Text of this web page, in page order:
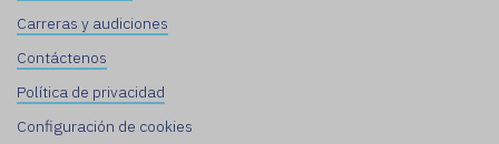
Carreras y audiciones
Contáctenos
Política de privacidad
Configuración de cookies